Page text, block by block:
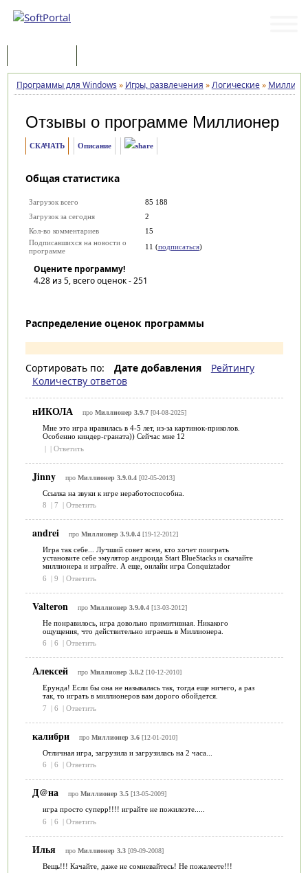
Программы для Windows » Игры, развлечения »Логические»
Отзывы о программе Миллионер
СКАЧАТЬ Описание
Общая статистика
Загрузок всего
85 188
Загрузок за сегодня
2
Кол-во комментариев
15
Подписавшихся на новости о
программе
11 (подписаться)
Оцените программу!
4.28из 5, всего оценок -251
Распределение оценок программы
Сортировать по: Дате добавления
Рейтингу
Количеству ответов
нИКОЛА про Миллионер 3.9.7[04-08-2025]
Мне это игра нравилась в 4-5 лет, из-за картинок-приколов.
Особенно киндер-граната)) Сейчас мне 12
| | Ответить
Jinny про Миллионер 3.9.0.4[02-05-2013]
Ссылка на звуки к игре неработоспособна.
8
| 7 | Ответить
andrei про Миллионер 3.9.0.4[19-12-2012]
Игра так себе... Лучший совет всем, кто хочет поиграть
установите себе эмулятор андроида Start BlueStacks и скачайте
миллионера и играйте. А еще, онлайн игра Conquiztador
6
| 9 | Ответить
Valteron про Миллионер 3.9.0.4[13-03-2012]
Не понравилось, игра довольно примитивная. Никакого
ощущения, что действительно играешь в Миллионера.
6
| 6 | Ответить
Алексей про Миллионер 3.8.2[10-12-2010]
Ерунда! Если бы она не называлась так, тогда еще ничего, а раз
так, то играть в миллионеров вам дорого обойдется.
7
| 6 | Ответить
калибри про Миллионер 3.6[12-01-2010]
Отличная игра, загрузила и загрузилась на 2 часа...
6
| 6 | Ответить
Д@на про Миллионер 3.5[13-05-2009]
игра просто суперр!!!! играйте не пожилеэте.....
6
| 6 | Ответить
Илья про Миллионер 3.3[09-09-2008]
Вещь!!! Качайте, даже не сомневайтесь! Не пожалеете!!!